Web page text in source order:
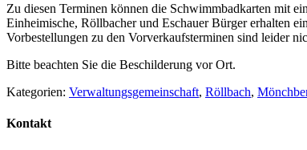
Zu diesen Terminen können die Schwimmbadkarten mit
Einheimische, Röllbacher und Eschauer Bürger erhalten
Vorbestellungen zu den Vorverkaufsterminen sind leider
Bitte beachten Sie die Beschilderung vor Ort.
Kategorien: Verwaltungsgemeinschaft, Röllbach,
Kontakt